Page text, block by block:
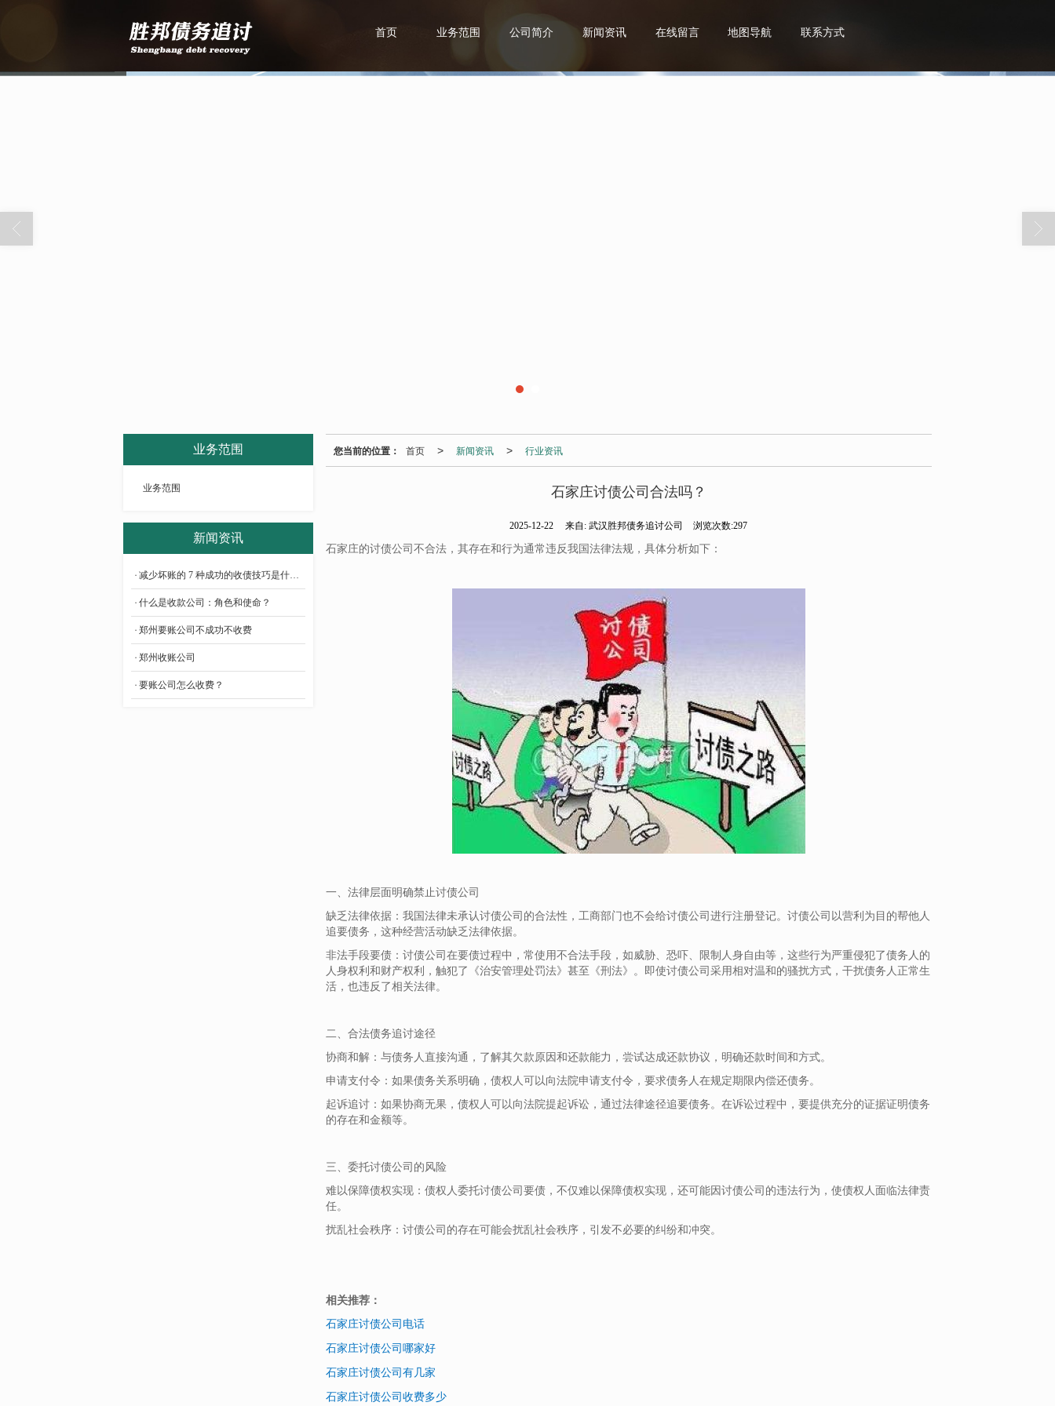
首页 业务范围 公司简介 新闻资讯 在线留言 地图导航 联系方式
您当前的位置： 首页 > 新闻资讯 > 行业资讯
石家庄讨债公司合法吗？
2025-12-22 来自:武汉胜邦债务追讨公司 浏览次数:297
石家庄的讨债公司不合法，其存在和行为通常违反我国法律法规，具体分析如下：
一、法律层面明确禁止讨债公司
缺乏法律依据：我国法律未承认讨债公司的合法性，工商部门也不会给讨债公司进行注册登记。讨债公司以营利为目的帮他人
追要债务，这种经营活动缺乏法律依据。
非法手段要债：讨债公司在要债过程中，常使用不合法手段，如威胁、恐吓、限制人身自由等，这些行为严重侵犯了债务人的
人身权利和财产权利，触犯了《治安管理处罚法》甚至《刑法》。即使讨债公司采用相对温和的骚扰方式，干扰债务人正常生
活，也违反了相关法律。
二、合法债务追讨途径
协商和解：与债务人直接沟通，了解其欠款原因和还款能力，尝试达成还款协议，明确还款时间和方式。
申请支付令：如果债务关系明确，债权人可以向法院申请支付令，要求债务人在规定期限内偿还债务。
起诉追讨：如果协商无果，债权人可以向法院提起诉讼，通过法律途径追要债务。在诉讼过程中，要提供充分的证据证明债务
的存在和金额等。
三、委托讨债公司的风险
难以保障债权实现：债权人委托讨债公司要债，不仅难以保障债权实现，还可能因讨债公司的违法行为，使债权人面临法律责
任。
扰乱社会秩序：讨债公司的存在可能会扰乱社会秩序，引发不必要的纠纷和冲突。
相关推荐：
石家庄讨债公司电话
石家庄讨债公司哪家好
石家庄讨债公司有几家
石家庄讨债公司收费多少
业务范围
业务范围
新闻资讯
减少坏账的 7 种成功的收债技巧是什么意思?
什么是收款公司：角色和使命？
郑州要账公司不成功不收费
郑州收账公司
要账公司怎么收费？